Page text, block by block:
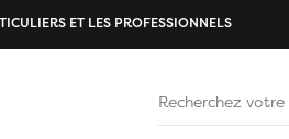
ET LES PROFESSIONNELS